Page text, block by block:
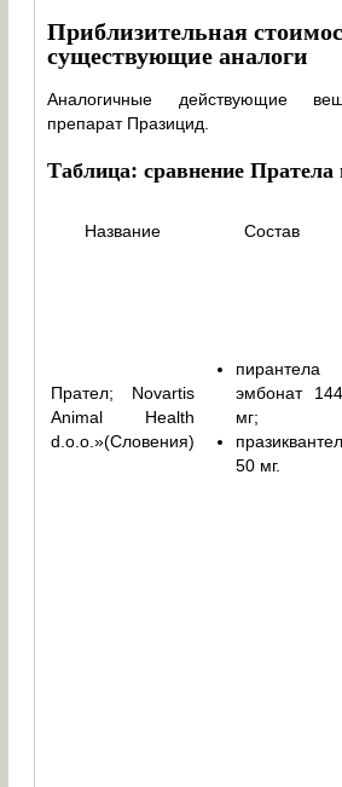
Приблизительная
существующие аналоги
Аналогичные действующие
препарат Празицид.
Таблица: сравнение
Название Состав
Прател; Novartis
Animal Health
d.o.o.»(Словения)
пирантела
эмбонат 144
мг;
празиквантел
50 мг.